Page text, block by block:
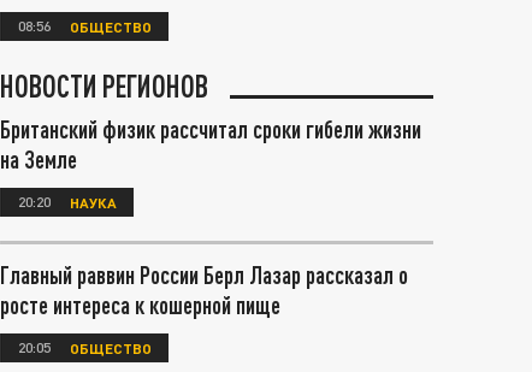
08:56 ОБЩЕСТВО
НОВОСТИ РЕГИОНОВ
Британский физик рассчитал сроки гибели жизни
на Земле
20:20 НАУКА
Главный раввин России Берл Лазар рассказал о
росте интереса к кошерной пище
20:05 ОБЩЕСТВО